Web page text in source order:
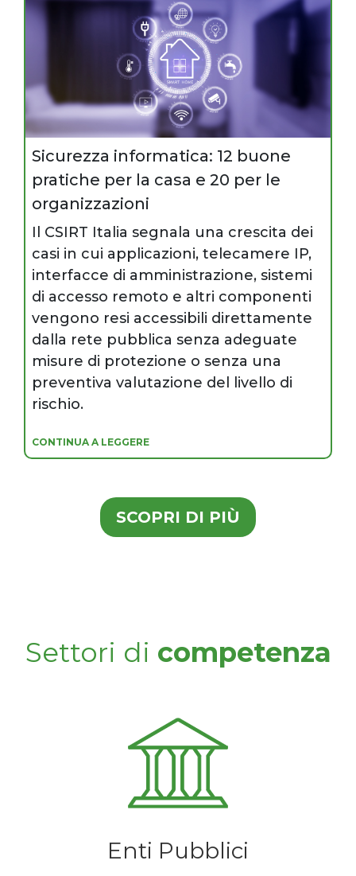
Sicurezza informatica: 12 buone
pratiche per la casa e 20 per le
organizzazioni
Il CSIRT Italia segnala una crescita dei
casi in cui applicazioni, telecamere IP,
interfacce di amministrazione, sistemi
di accesso remoto e altri componenti
vengono resi accessibili direttamente
dalla rete pubblica senza adeguate
misure di protezione o senza una
preventiva valutazione del livello di
rischio.
CONTINUA A LEGGERE
SCOPRI DI PIÙ
Settori di competenza
Enti Pubblici